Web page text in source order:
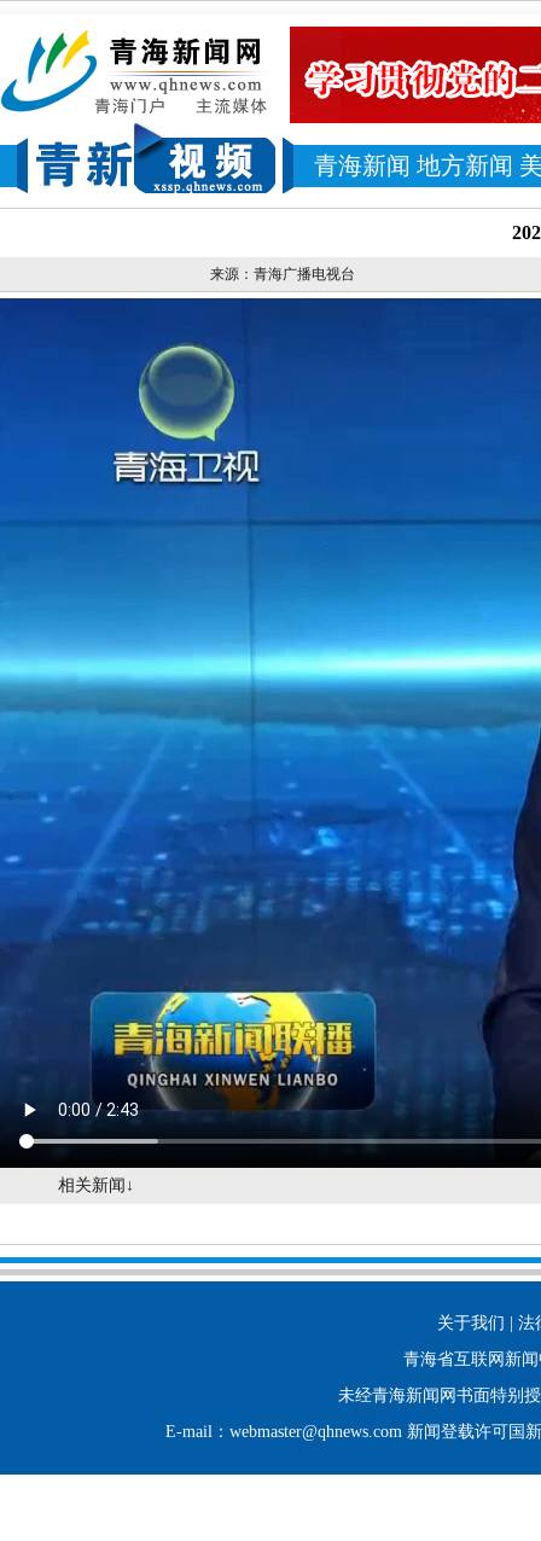
青海新闻 地方新闻
来源：青海广播电视台
相关新闻↓
关于我们 |
青海省互联网新
未经青海新闻网书面特别
E-mail：webmaster@qhnews.com 新闻登载许可国